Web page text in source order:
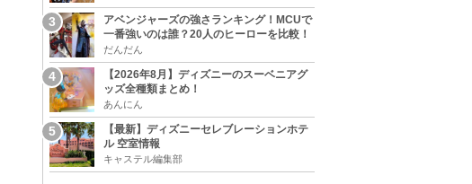
アベンジャーズの強さランキング！MCUで
一番強いのは誰？20人のヒーローを比較！
だんだん
【2026年8月】ディズニーのスーベニアグ
ッズ全種類まとめ！
あんにん
【最新】ディズニーセレブレーションホテ
ル 空室情報
キャステル編集部